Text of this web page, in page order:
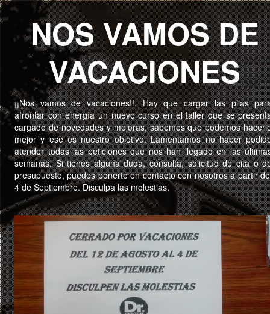
NOS VAMOS DE
VACACIONES
¡¡Nos vamos de vacaciones!!. Hay que cargar las pilas
afrontar con energía un nuevo curso en el taller que se
cargado de novedades y mejoras, sabemos que podemos
mejor y ese es nuestro objetivo. Lamentamos no haber
atender todas las peticiones que nos han llegado en las
semanas. Si tienes alguna duda, consulta, solicitud de cita o
presupuesto, puedes ponerte en contacto con nosotros a partir
4 de Septiembre. Disculpa las molestias.